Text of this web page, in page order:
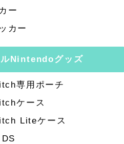
ー
カー
ルNintendoグッズ
専用ポーチ
ケース
Liteケース